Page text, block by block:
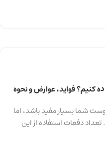
کنیم؟ فواید، عوارض و نحوه
شما بسیار مفید باشد، اما
دفعات استفاده از این